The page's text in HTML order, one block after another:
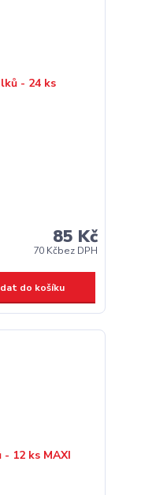
85 Kč
70 Kčbez DPH
do košíku